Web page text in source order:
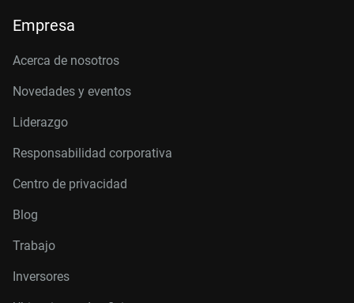
Empresa
Acerca de nosotros
Novedades y eventos
Liderazgo
Responsabilidad corporativa
Centro de privacidad
Blog
Trabajo
Inversores